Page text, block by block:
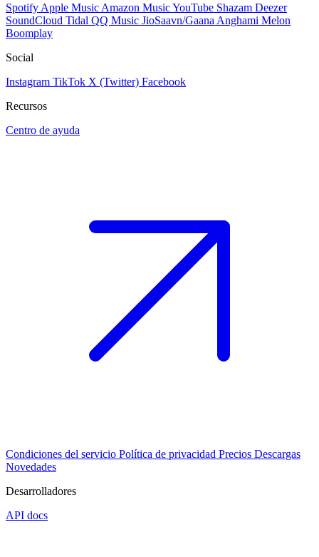
Spotify Apple Music Amazon MusicYouTube Shazam Deezer
SoundCloud Tidal QQ Music JioSaavn/Gaana Anghami Melon
Boomplay
Social
Instagram TikTok X (Twitter) Facebook
Recursos
Centro de ayuda
Condiciones del servicio Política de privacidad Precios Descargas
Novedades
Desarrolladores
API docs